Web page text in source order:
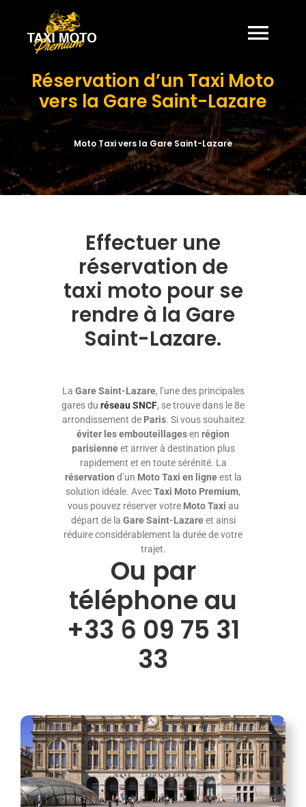
contenu
HOME
À PROPOS
TARIFS
RÉSERVATION
Réservation d’un Taxi Moto
vers la Gare Saint-Lazare
Moto Taxi vers la Gare Saint-Lazare
Effectuer une
réservation de
taxi moto pour se
rendre à la Gare
Saint-Lazare.
La Gare Saint-Lazare, l’une des principales
gares du réseau SNCF, se trouve dans le 8e
arrondissement de Paris. Si vous souhaitez
éviter les embouteillagesen région
parisienneet arriver à destination plus
rapidement et en toute sérénité. La
réservation d’un Moto Taxi en ligneest la
solution idéale. AvecTaxi Moto Premium,
vous pouvez réserver votre Moto Taxi au
départ de la Gare Saint-Lazareet ainsi
réduire considérablement la durée de votre
trajet.
Ou par
téléphone au
+33 6 09 75 31
33